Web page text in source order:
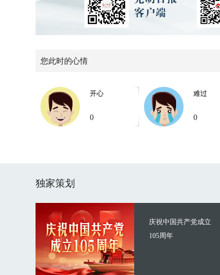
您此时的心情
开心
0
难过
0
独家策划
庆祝中国共产党成立
105周年